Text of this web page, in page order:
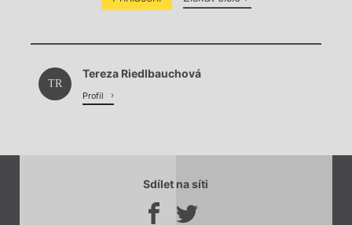
Chviličku.
Načítá se.
TR
Tereza Riedlbauchová
Profil
Sdílet na síti